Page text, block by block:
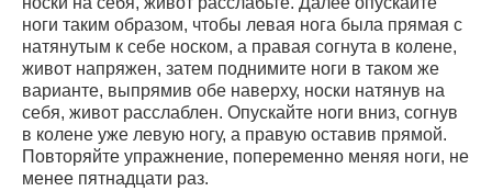
ноги таким образом, чтобы левая нога была прямая с
натянутым к себе носком, а правая согнута в колене,
живот напряжен, затем поднимите ноги в таком же
варианте, выпрямив обе наверху, носки натянув на
себя, живот расслаблен. Опускайте ноги вниз, согнув
в колене уже левую ногу, а правую оставив прямой.
Повторяйте упражнение, попеременно меняя ноги, не
менее пятнадцати раз.